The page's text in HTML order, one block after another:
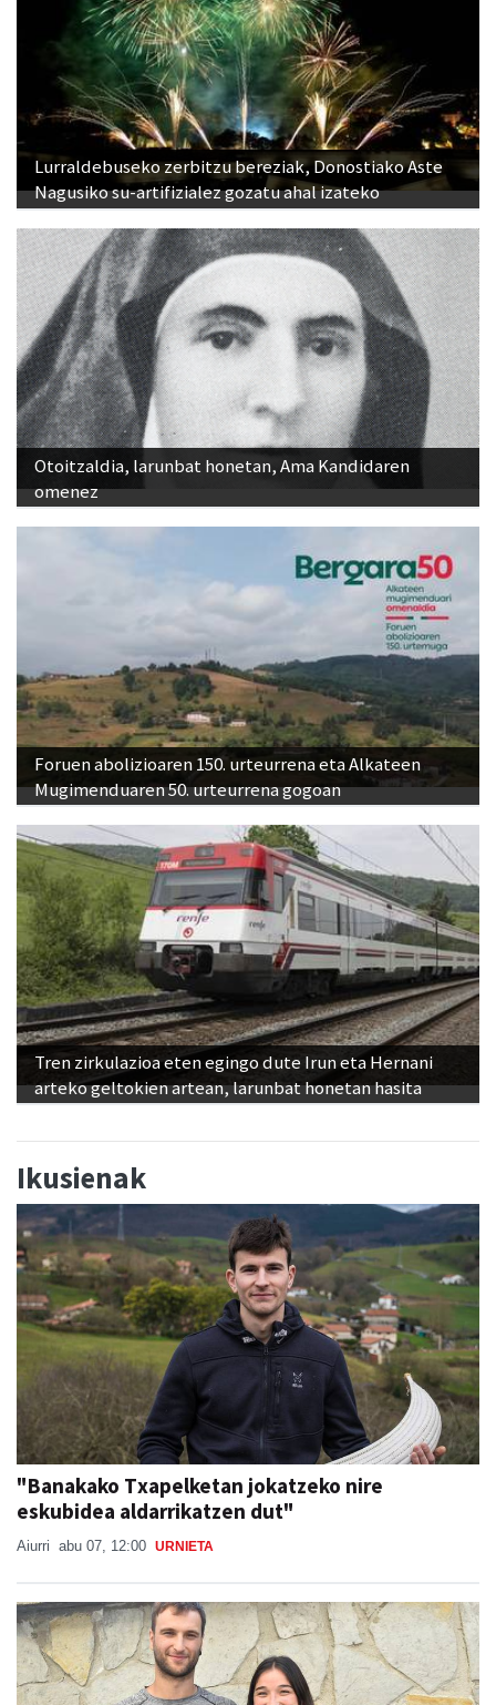
Lurraldebuseko zerbitzu bereziak, Donostiako Aste
Nagusiko su-artifizialez gozatu ahal izateko
Otoitzaldia, larunbat honetan, Ama Kandidaren
omenez
Foruen abolizioaren 150. urteurrena eta Alkateen
Mugimenduaren 50. urteurrena gogoan
Tren zirkulazioa eten egingo dute Irun eta Hernani
arteko geltokien artean, larunbat honetan hasita
Ikusienak
"Banakako Txapelketan jokatzeko nire
eskubidea aldarrikatzen dut"
Aiurri abu 07, 12:00 URNIETA